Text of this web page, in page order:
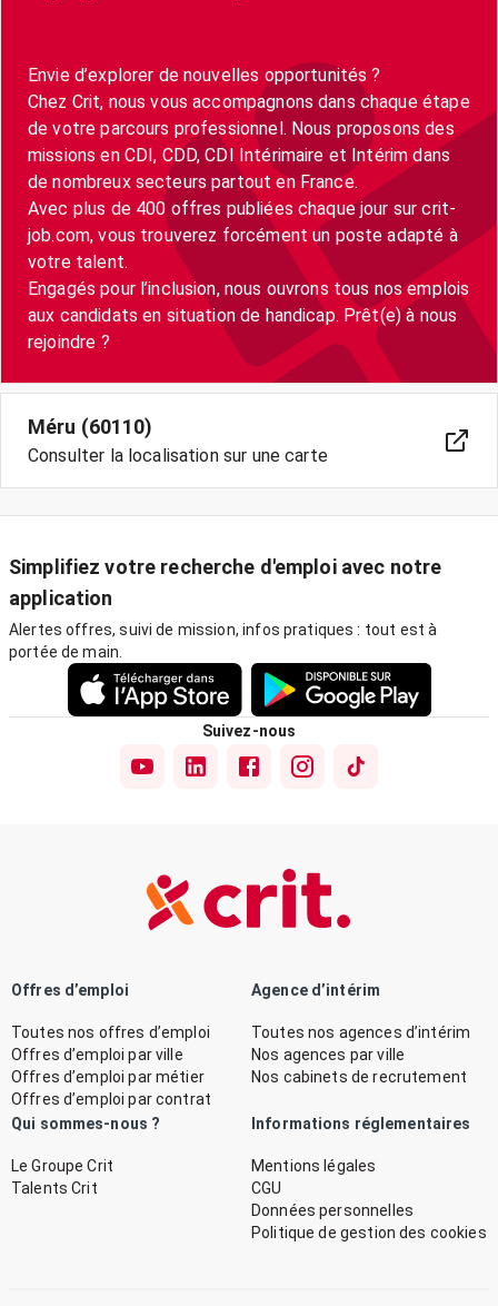
Envie d’explorer de nouvelles opportunités ?
Chez Crit, nous vous accompagnons dans chaque étape
de votre parcours professionnel. Nous proposons des
missions en CDI, CDD, CDI Intérimaire et Intérim dans
de nombreux secteurs partout en France.
Avec plus de 400 offres publiées chaque jour sur crit-
job.com, vous trouverez forcément un poste adapté à
votre talent.
Engagés pour l’inclusion, nous ouvrons tous nos emplois
aux candidats en situation de handicap. Prêt(e) à nous
Méru (60110)
Consulter la localisation sur une carte
Simplifiez votre recherche d'emploi avec notre
application
Alertes offres, suivi de mission, infos pratiques : tout est à
portée de main.
Suivez-nous
Offres d’emploi
Toutes nos offres d’emploi
Offres d’emploi par ville
Offres d’emploi par métier
Offres d’emploi par contrat
Agence d’intérim
Toutes nos agences d’intérim
Nos agences par ville
Nos cabinets de recrutement
Qui sommes-nous ?
Le Groupe Crit
Talents Crit
Informations réglementaires
Mentions légales
CGU
Données personnelles
Politique de gestion des cookies